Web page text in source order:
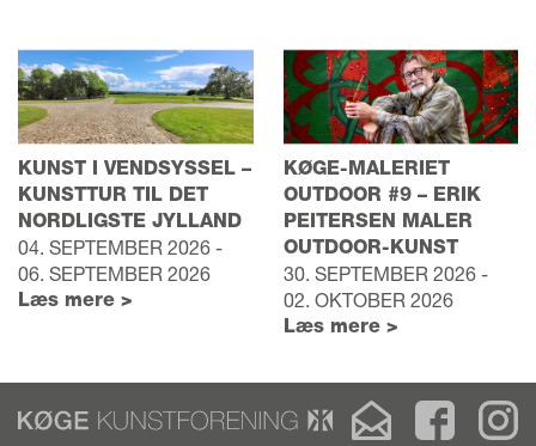
KUNST I VENDSYSSEL –
KUNSTTUR TIL DET
NORDLIGSTE JYLLAND
04. SEPTEMBER 2026 -
06. SEPTEMBER 2026
Læs mere >
KØGE-MALERIET
OUTDOOR #9 – ERIK
PEITERSEN MALER
OUTDOOR-KUNST
30. SEPTEMBER 2026 -
02. OKTOBER 2026
Læs mere >
koege
kunstforening
Få
Køge
Besøg
Køge